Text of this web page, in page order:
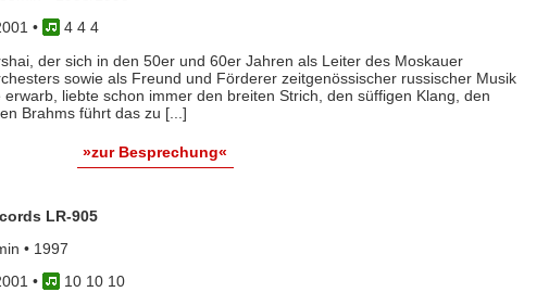
•
4 4 4
der sich in den 50er und 60er Jahren als Leiter des Moskauer
sowie als Freund und Förderer zeitgenössischer russischer Musik
erwarb, liebte schon immer den breiten Strich, den süffigen Klang, den
Brahms führt das zu [...]
»zur Besprechung«
LR-905
• 1997
•
10 10 10